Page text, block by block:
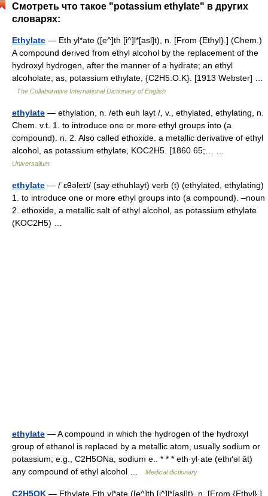
Смотреть что такое "potassium ethylate" в других
словарях:
Ethylate — Eth yl*ate ([e^]th [i^]l*[asl]t), n. [From {Ethyl}.] (Chem.)
A compound derived from ethyl alcohol by the replacement of the
hydroxyl hydrogen, after the manner of a hydrate; an ethyl
alcoholate; as, potassium ethylate, {C2H5.O.K}. [1913 Webster] …
The Collaborative International Dictionary of English
ethylate — ethylation, n. /eth euh layt /, v., ethylated, ethylating, n.
Chem. v.t. 1. to introduce one or more ethyl groups into (a
compound). n. 2. Also called ethoxide. a metallic derivative of ethyl
alcohol, as potassium ethylate, KOC2H5. [1860 65;… …
Universalium
ethylate — /ˈɛθəleɪt/ (say ethuhlayt) verb (t) (ethylated, ethylating)
1. to introduce one or more ethyl groups into (a compound). –noun
2. ethoxide, a metallic salt of ethyl alcohol, as potassium ethylate
(KOC2H5) …
ethylate — A compound in which the hydrogen of the hydroxyl
group of ethanol is replaced by a metallic atom, usually sodium or
potassium; e.g., C2H5ONa, sodium e.. * * * eth·yl·ate (ethґəl āt)
any compound of ethyl alcohol …
Medical dictionary
C2H5OK — Ethylate Eth yl*ate ([e^]th [i^]l*[asl]t), n. [From {Ethyl}.]